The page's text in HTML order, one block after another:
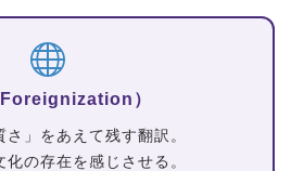
）
さ」をあえて残す翻訳。
の存在を感じさせる。